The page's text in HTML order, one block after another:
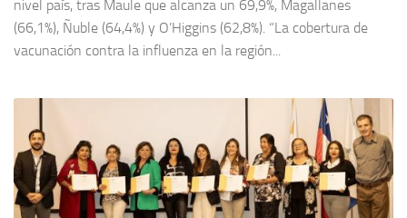
nivel país, tras Maule que alcanza un 69,9%, Magallanes
(66,1%), Ñuble (64,4%) y O’Higgins (62,8%). “La cobertura de
vacunación contra la influenza en la región...